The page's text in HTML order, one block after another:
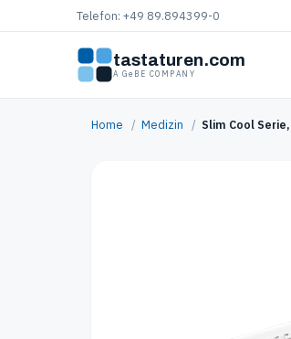
Telefon: +49 89.894399-0
tastaturen.com
A GeBE COMPANY
Home / Medizin / Slim Cool